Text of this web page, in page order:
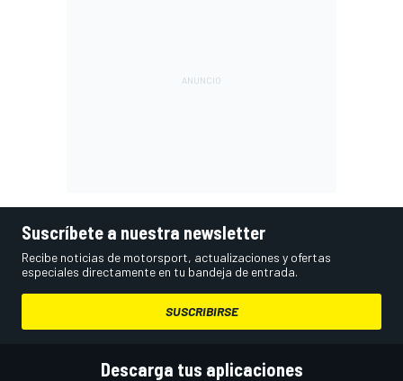
Suscríbete a nuestra newsletter
Recibe noticias de motorsport, actualizaciones y ofertas
especiales directamente en tu bandeja de entrada.
SUSCRIBIRSE
Descarga tus aplicaciones